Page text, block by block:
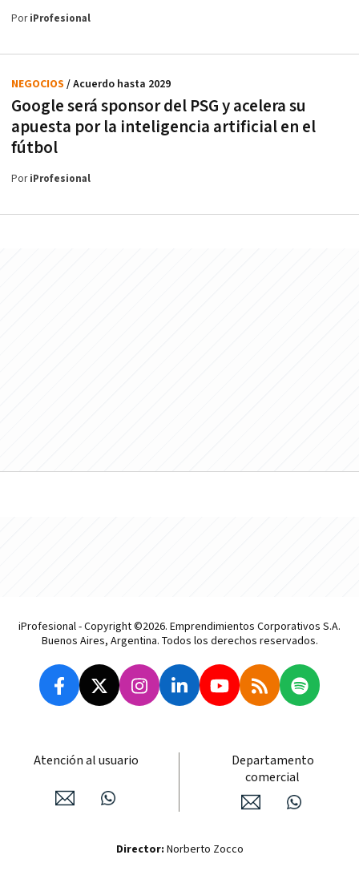
PoriProfesional
Google será sponsor del PSG y acelera su
apuesta por la inteligencia artificial en el
fútbol
NEGOCIOS / Acuerdo hasta 2029
PoriProfesional
iProfesional - Copyright ©2026. Emprendimientos Corporativos S.A.
Buenos Aires, Argentina. Todos los derechos reservados.
Atención al usuario
Departamento
comercial
Director: Norberto Zocco